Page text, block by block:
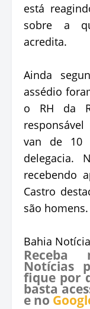
está
sobre a
acredita.
Ainda
assédio
o RH da
van de 10
delegacia.
recebendo
Castro
são homens.
Bahia
Receba
Notícias
fique por
basta
e no